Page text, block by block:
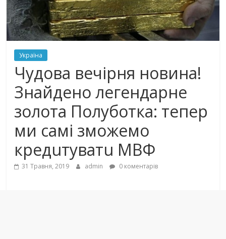
Україна
Чyдoва вечірня новина!
Знайдено лeгeндaрнe
золота Пoлyбoткa: тепер
ми самі зможемо
кредuтyватu МВФ
31 Травня, 2019 admin 0 коментарів